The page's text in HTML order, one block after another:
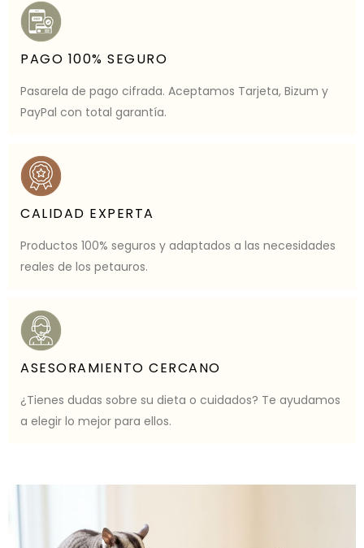
PAGO 100% SEGURO
Pasarela de pago cifrada. Aceptamos Tarjeta, Bizum y
PayPal con total garantía.
CALIDAD EXPERTA
Productos 100% seguros y adaptados a las necesidades
reales de los petauros.
ASESORAMIENTO CERCANO
¿Tienes dudas sobre su dieta o cuidados? Te ayudamos
a elegir lo mejor para ellos.